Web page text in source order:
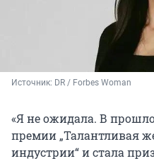
Источник: DR / Forbes Woman
«Я не ожидала. В
премии „Талантливая
индустрии“ и стала